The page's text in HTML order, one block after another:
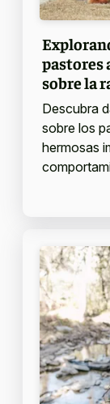
pastores
sobre la
Descubra
sobre los
hermosas